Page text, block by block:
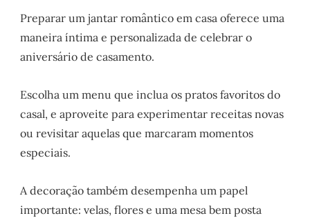
Preparar um jantar romântico em casa oferece uma
maneira íntima e personalizada de celebrar o
aniversário de casamento.
Escolha um menu que inclua os pratos favoritos do
casal, e aproveite para experimentar receitas novas
ou revisitar aquelas que marcaram momentos
especiais.
A decoração também desempenha um papel
importante: velas, flores e uma mesa bem posta